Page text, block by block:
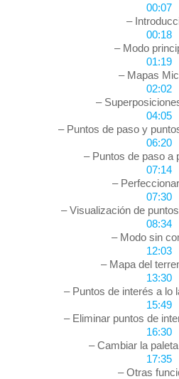
00:07
–
00:18
– Modo
01:19
– Mapas
02:02
–
04:05
– Puntos de paso y
06:20
– Puntos de paso a
07:14
–
07:30
– Visualización de
08:34
– Modo sin
12:03
– Mapa del
13:30
– Puntos de interés a lo
15:49
– Eliminar puntos de
16:30
– Cambiar la
17:35
– Otras